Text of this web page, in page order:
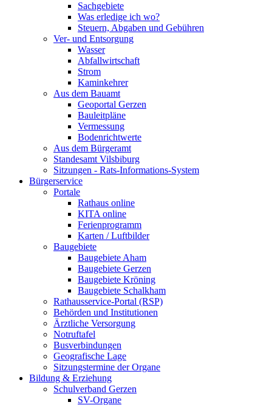
Sachgebiete
Was erledige ich wo?
Steuern, Abgaben und Gebühren
Ver- und Entsorgung
Wasser
Abfallwirtschaft
Strom
Kaminkehrer
Aus dem Bauamt
Geoportal Gerzen
Bauleitpläne
Vermessung
Bodenrichtwerte
Aus dem Bürgeramt
Standesamt Vilsbiburg
Sitzungen - Rats-Informations-System
Bürgerservice
Portale
Rathaus online
KITA online
Ferienprogramm
Karten / Luftbilder
Baugebiete
Baugebiete Aham
Baugebiete Gerzen
Baugebiete Kröning
Baugebiete Schalkham
Rathausservice-Portal (RSP)
Behörden und Institutionen
Ärztliche Versorgung
Notruftafel
Busverbindungen
Geografische Lage
Sitzungstermine der Organe
Bildung & Erziehung
Schulverband Gerzen
SV-Organe